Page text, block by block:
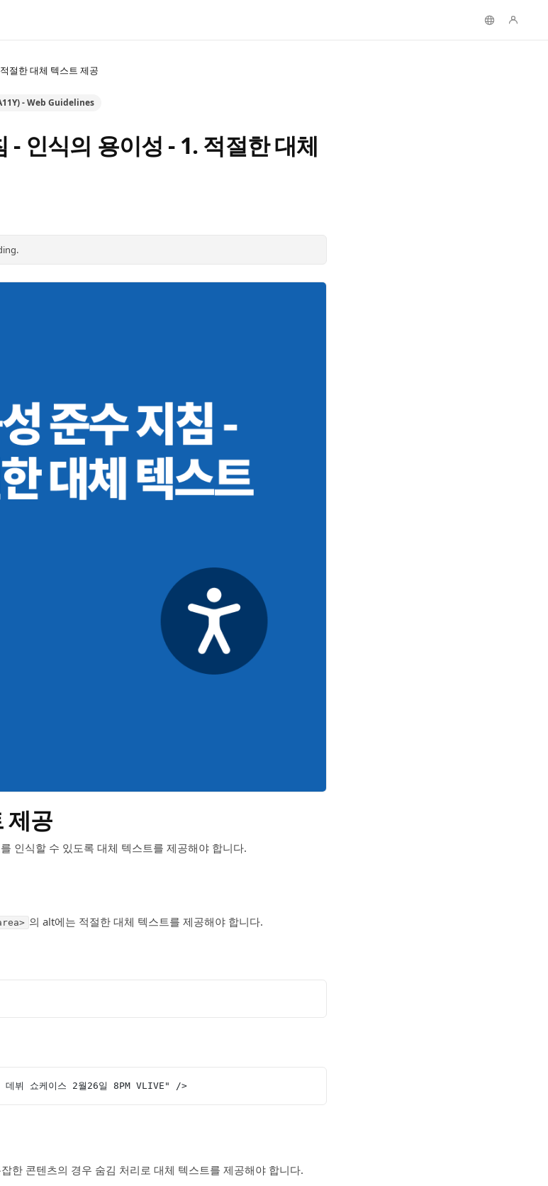
절한 대체 텍스트 제공
- Web Guidelines
- 인식의 용이성 - 1. 적절한 대체
제공
인식할 수 있도록 대체 텍스트를 제공해야 합니다.
의 alt에는 적절한 대체 텍스트를 제공해야 합니다.
뷔 쇼케이스 2월26일 8PM VLIVE" />
한 콘텐츠의 경우 숨김 처리로 대체 텍스트를 제공해야 합니다.